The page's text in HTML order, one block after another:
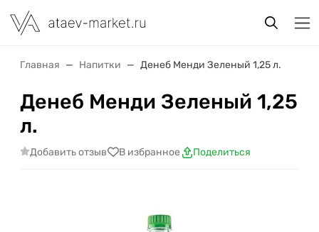
Главная Напитки Денеб Менди Зеленый 1,25 л.
Денеб Менди Зеленый 1,25
л.
Добавить отзыв В избранное Поделиться